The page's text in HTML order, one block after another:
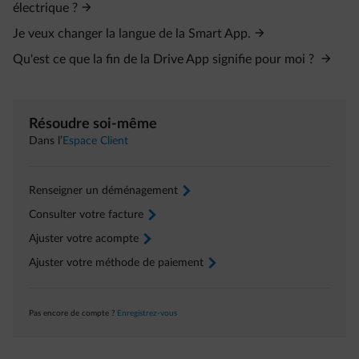
électrique ?
Je veux changer la langue de la Smart App.
Qu'est ce que la fin de la Drive App signifie pour moi ?
Résoudre soi-même
Dans l’ Espace Client
Renseigner un déménagement arrow-right
Consulter votre facture arrow-right
Ajuster votre acompte arrow-right
Ajuster votre méthode de paiement arrow-right
Pas encore de compte ? Enregistrez-vous